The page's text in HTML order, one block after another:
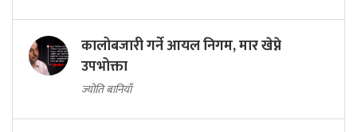
कालोबजारी गर्ने आयल निगम, मार खेप्ने
उपभोक्ता
ज्योति बानियाँ